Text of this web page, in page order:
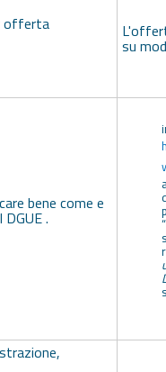
offerta
su
bene come e
.